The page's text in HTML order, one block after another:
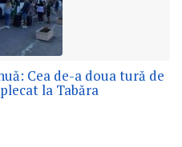
Cea de-a doua tură de
la Tabăra